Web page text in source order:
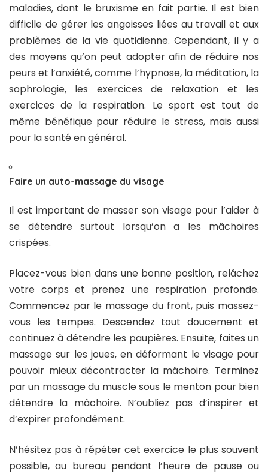
maladies, dont le bruxisme en fait partie. Il est bien
difficile de gérer les angoisses liées au travail et aux
problèmes de la vie quotidienne. Cependant, il y a
des moyens qu’on peut adopter afin de réduire nos
peurs et l’anxiété, comme l’hypnose, la méditation, la
sophrologie, les exercices de relaxation et les
exercices de la respiration. Le sport est tout de
même bénéfique pour réduire le stress, mais aussi
pour la santé en général.
Faire un auto-massage du visage
Il est important de masser son visage pour l’aider à
se détendre surtout lorsqu’on a les mâchoires
crispées.
Placez-vous bien dans une bonne position, relâchez
votre corps et prenez une respiration profonde.
Commencez par le massage du front, puis massez-
vous les tempes. Descendez tout doucement et
continuez à détendre les paupières. Ensuite, faites un
massage sur les joues, en déformant le visage pour
pouvoir mieux décontracter la mâchoire. Terminez
par un massage du muscle sous le menton pour bien
détendre la mâchoire. N’oubliez pas d’inspirer et
d’expirer profondément.
N’hésitez pas à répéter cet exercice le plus souvent
possible, au bureau pendant l’heure de pause ou